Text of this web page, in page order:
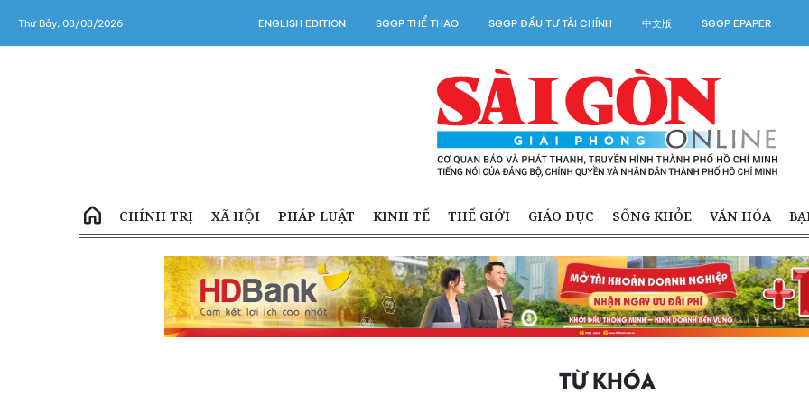
Thứ Bảy, 08/08/2026 ENGLISH EDITION SGGP THỂ THAO SGGP ĐẦU TƯ TÀI CHÍNH 中文版 SGGP EPAPER
CHÍNH TRỊ XÃ HỘI PHÁP LUẬT KINH TẾ THẾ GIỚI GIÁO DỤC SỐNG KHỎE VĂN HÓA
TỪ KHÓA